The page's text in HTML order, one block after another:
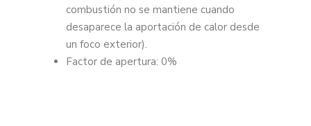
combustión no se mantiene cuando
desaparece la aportación de calor desde
un foco exterior).
Factor de apertura: 0%